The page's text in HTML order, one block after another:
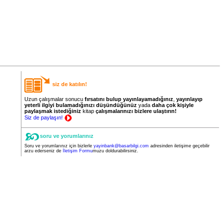
siz de katılın!
Uzun çalışmalar sonucu fırsatını bulup yayınlayamadığınız yayınlayıp
yeterli ilgiyi bulamadığınızı düşündüğünüz yada daha çok kişiyle
paylaşmak istediğiniz kitap çalışmalarınızı bizlere ulaştırın!
Siz de paylaşın!
soru ve yorumlarınız
Soru ve yorumlarınız için bizlerle yayinbank@basarbilgi.com adresinden iletişime geçebilir
arzu ederseniz de
İletişim Formumuzu doldurabilirsiniz.